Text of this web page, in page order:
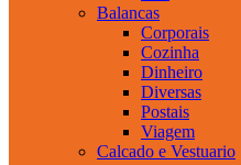
Balancas
Corporais
Cozinha
Dinheiro
Diversas
Postais
Viagem
Calcado e Vestuario